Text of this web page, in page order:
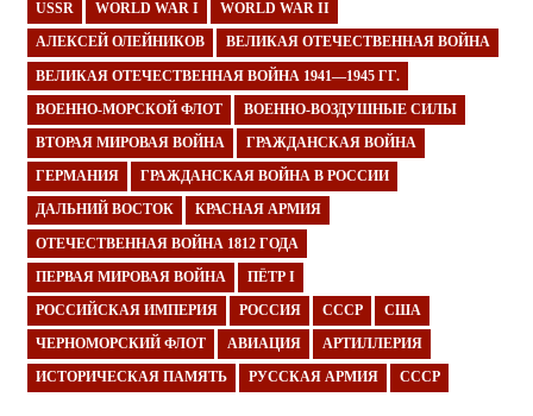
USSR WORLD WAR I WORLD WAR II
АЛЕКСЕЙ ОЛЕЙНИКОВ ВЕЛИКАЯ ОТЕЧЕСТВЕННАЯ ВОЙНА
ВЕЛИКАЯ ОТЕЧЕСТВЕННАЯ ВОЙНА 1941—1945 ГГ.
ВОЕННО-МОРСКОЙ ФЛОТ ВОЕННО-ВОЗДУШНЫЕ СИЛЫ
ВТОРАЯ МИРОВАЯ ВОЙНА ГРАЖДАНСКАЯ ВОЙНА
ГЕРМАНИЯ ГРАЖДАНСКАЯ ВОЙНА В РОССИИ
ДАЛЬНИЙ ВОСТОК КРАСНАЯ АРМИЯ
ОТЕЧЕСТВЕННАЯ ВОЙНА 1812 ГОДА
ПЕРВАЯ МИРОВАЯ ВОЙНА ПЁТР I
РОССИЙСКАЯ ИМПЕРИЯ РОССИЯ СССР США
ЧЕРНОМОРСКИЙ ФЛОТ АВИАЦИЯ АРТИЛЛЕРИЯ
ИСТОРИЧЕСКАЯ ПАМЯТЬ РУССКАЯ АРМИЯ СССР